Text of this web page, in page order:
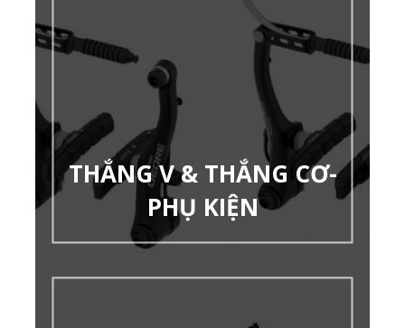
THẮNG V & THẮNG CƠ-
PHỤ KIỆN